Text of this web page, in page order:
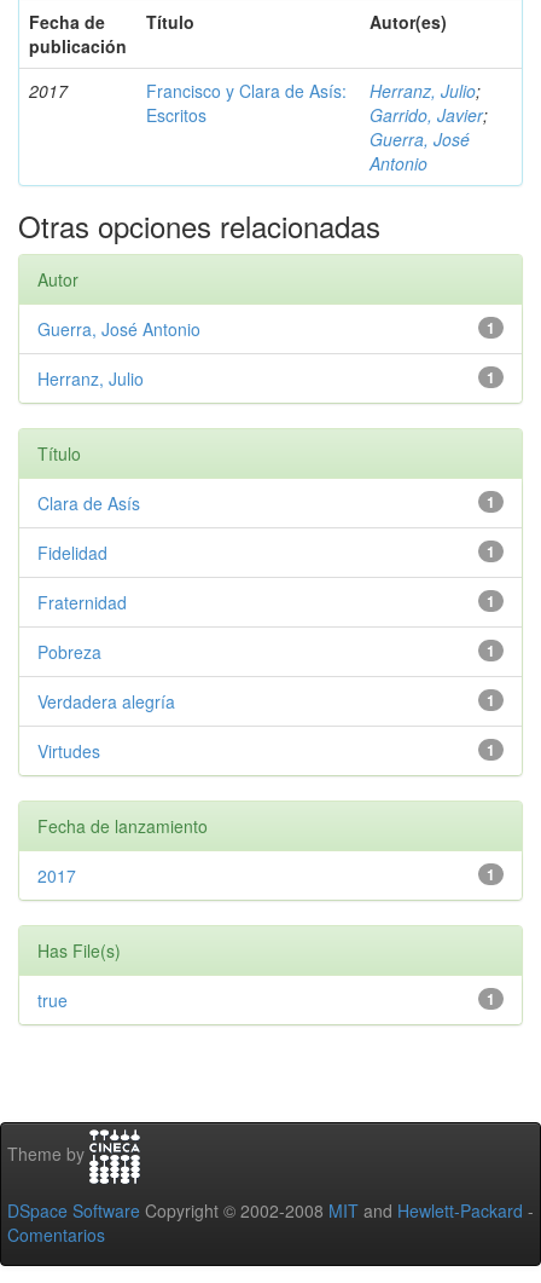
Fecha de
publicación
Título Autor(es)
2017
Francisco y Clara de Asís:
Escritos
Herranz, Julio;
Garrido, Javier;
Guerra, José
Antonio
Otras opciones relacionadas
Autor
1
Guerra, José Antonio
1
Herranz, Julio
Título
1
Clara de Asís
1
Fidelidad
1
Fraternidad
1
Pobreza
1
Verdadera alegría
1
Virtudes
Fecha de lanzamiento
1
2017
Has File(s)
1
true
Theme by
DSpace Software Copyright © 2002-2008 MIT and Hewlett-Packard -
Comentarios